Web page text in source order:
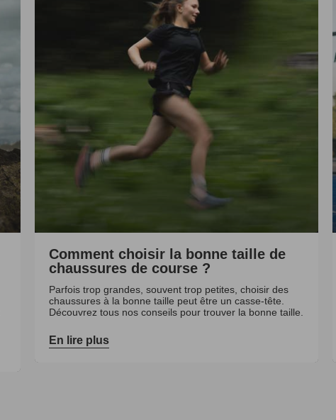
Comment choisir la bonne taille de
chaussures de course ?
Parfois trop grandes, souvent trop petites, choisir des
chaussures à la bonne taille peut être un casse-tête.
Découvrez tous nos conseils pour trouver la bonne taille.
En lire plus